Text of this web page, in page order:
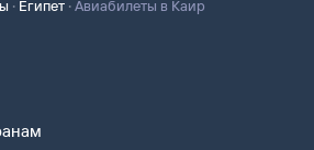
· Египет ·Авиабилеты в Каир